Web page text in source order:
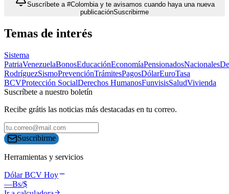
Suscríbete a #Colombia y te avisamos cuando haya una nueva
publicaciónSuscribirme
Temas de interés
Sistema
PatriaVenezuelaBonosEducaciónEconomíaPensionadosNacionales
RodríguezSismoPrevenciónTrámitesPagosDólarEuroTasa
BCVProtección SocialDerechos HumanosFunvisisSaludVivienda
Suscríbete a nuestro boletín
Recibe grátis las noticias más destacadas en tu correo.
Suscribirme
Herramientas y servicios
Dólar BCV Hoy
—Bs/$